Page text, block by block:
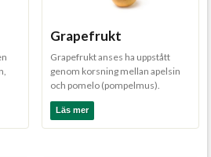
Grapefrukt
Grapefrukt anses ha uppstått
genom korsning mellan apelsin
och pomelo (pompelmus).
Pomelo stammar troligtvis ...
Läs mer